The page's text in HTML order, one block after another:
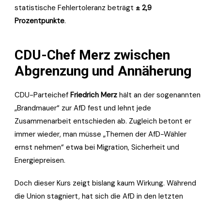
statistische Fehlertoleranz beträgt ± 2,9
Prozentpunkte.
CDU-Chef Merz zwischen
Abgrenzung und Annäherung
CDU-Parteichef Friedrich Merz hält an der sogenannten
„Brandmauer“ zur AfD fest und lehnt jede
Zusammenarbeit entschieden ab. Zugleich betont er
immer wieder, man müsse „Themen der AfD-Wähler
ernst nehmen“ etwa bei Migration, Sicherheit und
Energiepreisen.
Doch dieser Kurs zeigt bislang kaum Wirkung. Während
die Union stagniert, hat sich die AfD in den letzten